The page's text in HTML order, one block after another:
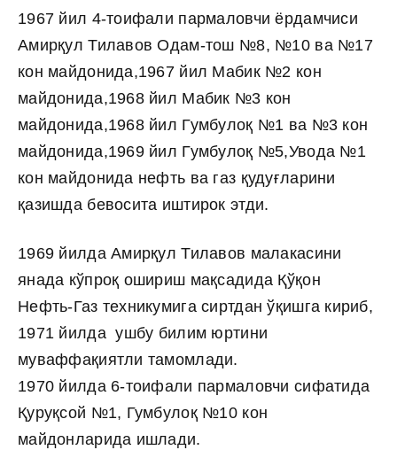
1967 йил 4-тоифали пармаловчи ёрдамчиси
Амирқул Тилавов Одам-тош №8, №10 ва №17
кон майдонида,1967 йил Мабик №2 кон
майдонида,1968 йил Мабик №3 кон
майдонида,1968 йил Гумбулоқ №1 ва №3 кон
майдонида,1969 йил Гумбулоқ №5,Увода №1
кон майдонида нефть ва газ қудуғларини
қазишда бевосита иштирок этди.
1969 йилда Амирқул Тилавов малакасини
янада кўпроқ ошириш мақсадида Қўқон
Нефть-Газ техникумига сиртдан ўқишга кириб,
1971 йилда ушбу билим юртини
муваффақиятли тамомлади.
1970 йилда 6-тоифали пармаловчи сифатида
Қуруқсой №1, Гумбулоқ №10 кон
майдонларида ишлади.